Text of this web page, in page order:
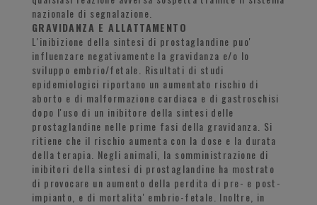
nazionale di segnalazione.
GRAVIDANZA E ALLATTAMENTO
L'inibizione della sintesi di prostaglandine puo'
influenzare negativamente la gravidanza e/o lo
sviluppo embrio/fetale. Risultati di studi
epidemiologici riportano un aumentato rischio di
aborto e di malformazione cardiaca e di gastroschisi
dopo l'uso di un inibitore della sintesi delle
prostaglandine nelle prime fasi della gravidanza. Si
ritiene che il rischio aumenta con la dose e la durata
della terapia. Negli animali, la somministrazione di
inibitori della sintesi di prostaglandine ha mostrato
di provocare un aumento della perdita di pre- e post-
impianto, e di mortalita' embrio-fetale. Inoltre, in